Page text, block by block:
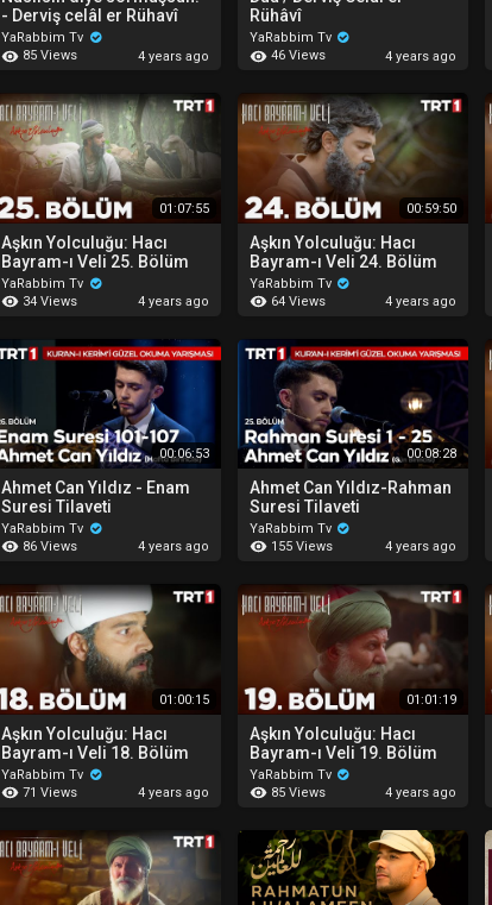
- Derviş celâl er Rühavî
YaRabbim Tv
85 Views
4 years ago
Rühâvî
YaRabbim Tv
46 Views
4 years ago
01:07:55
Aşkın Yolculuğu: Hacı
Bayram-ı Veli 25. Bölüm
YaRabbim Tv
34 Views
4 years ago
00:59:50
Aşkın Yolculuğu: Hacı
Bayram-ı Veli 24. Bölüm
YaRabbim Tv
64 Views
4 years ago
00:06:53
Ahmet Can Yıldız - Enam
Suresi Tilaveti
YaRabbim Tv
86 Views
4 years ago
00:08:28
Ahmet Can Yıldız-Rahman
Suresi Tilaveti
YaRabbim Tv
155 Views
4 years ago
01:00:15
Aşkın Yolculuğu: Hacı
Bayram-ı Veli 18. Bölüm
YaRabbim Tv
71 Views
4 years ago
01:01:19
Aşkın Yolculuğu: Hacı
Bayram-ı Veli 19. Bölüm
YaRabbim Tv
85 Views
4 years ago